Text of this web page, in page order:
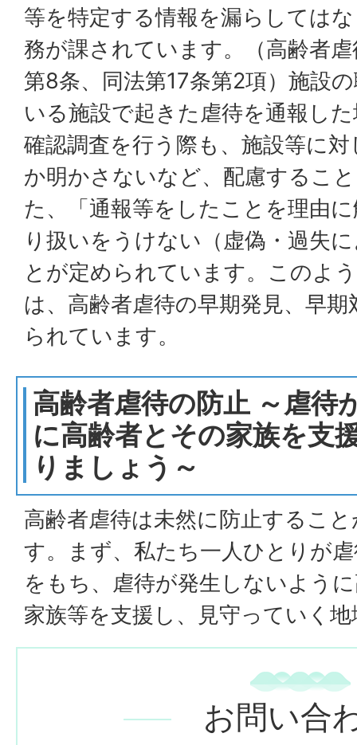
等を特定する情報を漏らしては
務が課されています。（高齢者
第8条、同法第17条第2項）施設
いる施設で起きた虐待を通報し
確認調査を行う際も、施設等に
か明かさないなど、配慮するこ
た、「通報等をしたことを理由
り扱いをうけない（虚偽・過失
とが定められています。このよ
は、高齢者虐待の早期発見、早
られています。
高齢者虐待の防止 ～虐待
に高齢者とその家族を支
りましょう～
高齢者虐待は未然に防止するこ
す。まず、私たち一人ひとりが
をもち、虐待が発生しないよう
家族等を支援し、見守っていく
お問い合